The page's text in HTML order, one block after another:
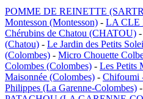
POMME DE REINETTE
Montesson (Montesson) - LA CLE
Chérubins de Chatou (CHATOU) -
(Chatou) - Le Jardin des Petits
(Colombes) - Micro Chouette
Colombes (Colombes) - Les Petits
Maisonnée (Colombes) - Chifoumi
Philippes (La Garenne-Colombes) -